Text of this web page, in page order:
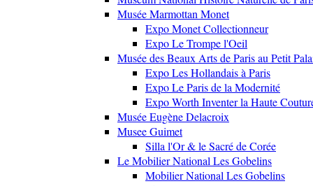
Musée Marmottan Monet
Expo Monet Collectionneur
Expo Le Trompe l'Oeil
Musée des Beaux Arts de Paris au Petit
Expo Les Hollandais à Paris
Expo Le Paris de la Modernité
Expo Worth Inventer la Haute
Musée Eugène Delacroix
Musee Guimet
Silla l'Or & le Sacré de Corée
Le Mobilier National Les Gobelins
Mobilier National Les Gobelins